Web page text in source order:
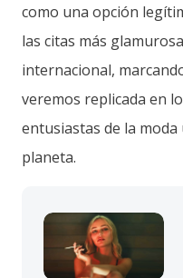
como una opción
las citas más
internacional,
veremos replicada en
entusiastas de la
planeta.